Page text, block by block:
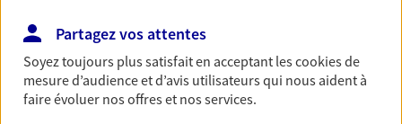
Retraite
Préparez sereinement ce nouveau chapitre de
votre vie avec les conseils d'un expert. Découvrez
notre solution PER (Plan Epargne Retraite)
spécialement conçue pour la retraite.
Partagez vos attentes
Soyez toujours plus satisfait en acceptant lescookiesde
mesure d’audience et d’avis utilisateurs qui nous aident à
faire évoluer nos offres et nos services.